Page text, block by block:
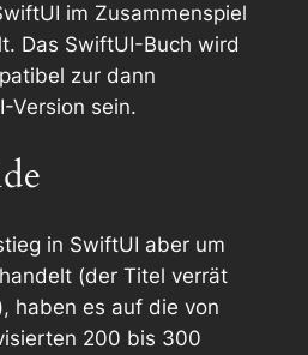
im Zusammenspiel
Das SwiftUI-Buch wird
zur dann
Version sein.
in SwiftUI aber um
(der Titel verrät
haben es auf die von
200 bis 300